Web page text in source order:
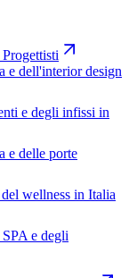
e dell'interior design
e degli infissi in
e delle porte
wellness in Italia
e degli